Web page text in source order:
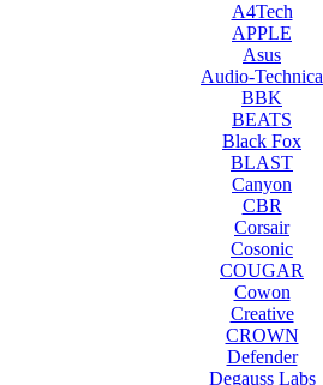
A4Tech
APPLE
Asus
Audio-Technica
BBK
BEATS
Black Fox
BLAST
Canyon
CBR
Corsair
Cosonic
COUGAR
Cowon
Creative
CROWN
Defender
Degauss Labs